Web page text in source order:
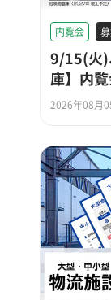
内覧会
9/15(火)
庫】内
2026年08月